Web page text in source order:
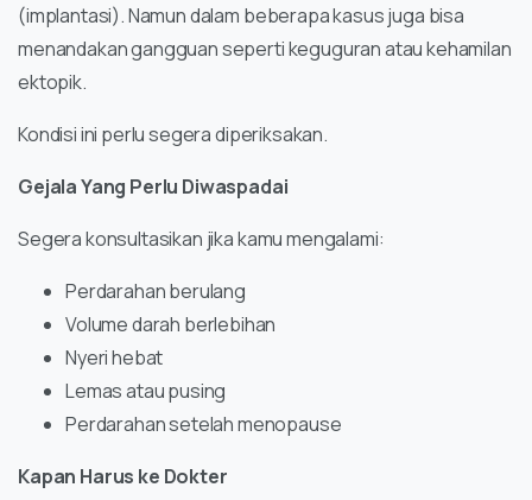
(implantasi). Namun dalam beberapa kasus juga bisa
menandakan gangguan seperti keguguran atau kehamilan
ektopik.
Kondisi ini perlu segera diperiksakan.
Gejala Yang Perlu Diwaspadai
Segera konsultasikan jika kamu mengalami:
Perdarahan berulang
Volume darah berlebihan
Nyeri hebat
Lemas atau pusing
Perdarahan setelah menopause
Kapan Harus ke Dokter